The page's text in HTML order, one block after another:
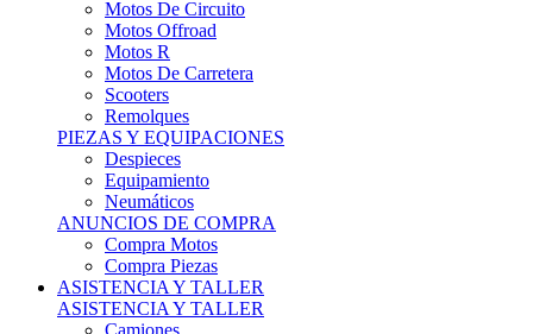
Motos R
Motos De Carretera
Scooters
Remolques
PIEZAS Y EQUIPACIONES
Despieces
Equipamiento
Neumáticos
ANUNCIOS DE COMPRA
Compra Motos
Compra Piezas
ASISTENCIA Y TALLER
ASISTENCIA Y TALLER
Camiones
Autobuses